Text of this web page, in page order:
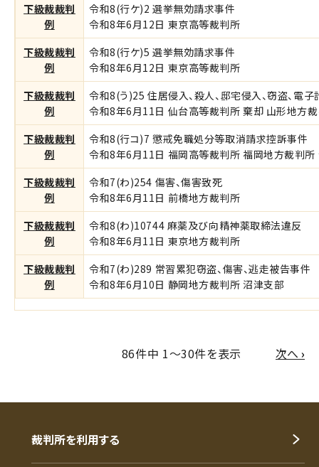
下級裁裁判
例
令和8(行ケ)2 選挙無効請求事件
令和8年6月12日 東京高等裁判所
下級裁裁判
例
令和8(行ケ)5 選挙無効請求事件
令和8年6月12日 東京高等裁判所
下級裁裁判
例
令和8(う)25 住居侵入、殺人、邸宅侵入、窃盗、電
令和8年6月11日 仙台高等裁判所 棄却 山形地方
下級裁裁判
例
令和8(行コ)7 懲戒免職処分等取消請求控訴事件
令和8年6月11日 福岡高等裁判所 福岡地方裁判
下級裁裁判
例
令和7(わ)254 傷害、傷害致死
令和8年6月11日 前橋地方裁判所
下級裁裁判
例
令和8(わ)10744 麻薬及び向精神薬取締法違反
令和8年6月11日 東京地方裁判所
下級裁裁判
例
令和7(わ)289 常習累犯窃盗、傷害、逃走被告事件
令和8年6月10日 静岡地方裁判所 沼津支部
86件中 1～30件を表示 次へ ›
裁判所を利用する